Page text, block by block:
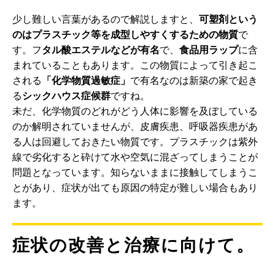
少し難しい言葉があるので解説しますと、 可塑剤という
のはプラスチック等を成型しやすくするための物質で
す。フタル酸エステルなどが有名で、 食品用ラップに含
まれていることもあります。この物質によって引き起こ
される 「化学物質過敏症」 で有名なのは新築の家で起き
るシックハウス症候群ですね。
未だ、化学物質のどれがどう人体に影響を及ぼしている
のか解明されていませんが、皮膚疾患、呼吸器疾患があ
る人は回避しておきたい物質です。プラスチックは紫外
線で劣化すると砕けて水や空気に混ざってしまうことが
問題となっています。知らないままに接触してしまうこ
とがあり、症状が出ても原因の特定が難しい場合もあり
ます。
症状の改善と治療に向けて。